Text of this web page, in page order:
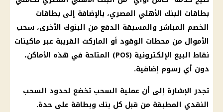
بطاقات البنك الأهلي المصري، بالإضافة إلى بطاقات
الخصم المباشر والمسبقة الدفع من البنوك الأخرى، سحب
الأموال من محطات الوقود أو الماركت القريبة عبر ماكينات
نقاط البيع الإلكترونية (POS) المتاحة في هذه الأماكن،
دون أي رسوم إضافية.
تجدر الإشارة إلى أن عملية السحب تخضع لحدود السحب
النقدي المطبقة من قبل كل بنك وبطاقة على حدة.